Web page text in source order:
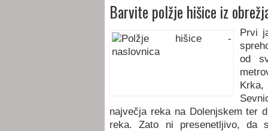
Barvite polžje hišice iz
Prvi
od
največja reka na Dolenjskem ter
reka. Zato ni presenetljivo, da